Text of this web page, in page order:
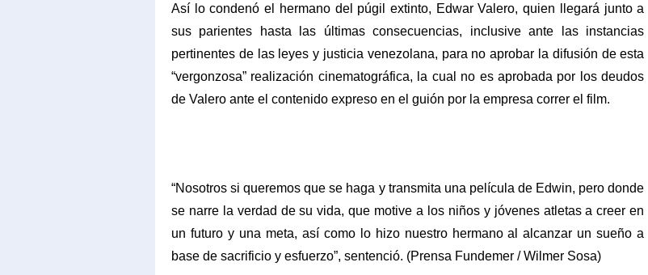
Así lo condenó el hermano del púgil extinto, Edwar Valero, quien llegará junto a
sus parientes hasta las últimas consecuencias, inclusive ante las instancias
pertinentes de las leyes y justicia venezolana, para no aprobar la difusión de esta
“vergonzosa” realización cinematográfica, la cual no es aprobada por los deudos
de Valero ante el contenido expreso en el guión por la empresa correr el film.
“Nosotros si queremos que se haga y transmita una película de Edwin, pero donde
se narre la verdad de su vida, que motive a los niños y jóvenes atletas a creer en
un futuro y una meta, así como lo hizo nuestro hermano al alcanzar un sueño a
base de sacrificio y esfuerzo”, sentenció. (Prensa Fundemer / Wilmer Sosa)